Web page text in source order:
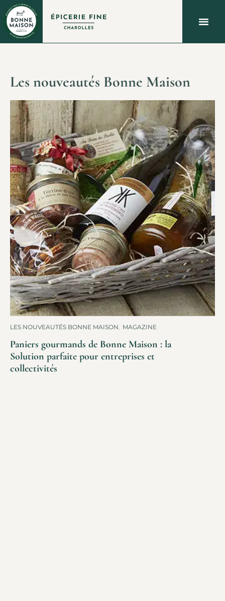
Les nouveautés Bonne Maison
LES NOUVEAUTÉS BONNE MAISON MAGAZINE
Paniers gourmands de Bonne Maison : la
Solution parfaite pour entreprises et
collectivités